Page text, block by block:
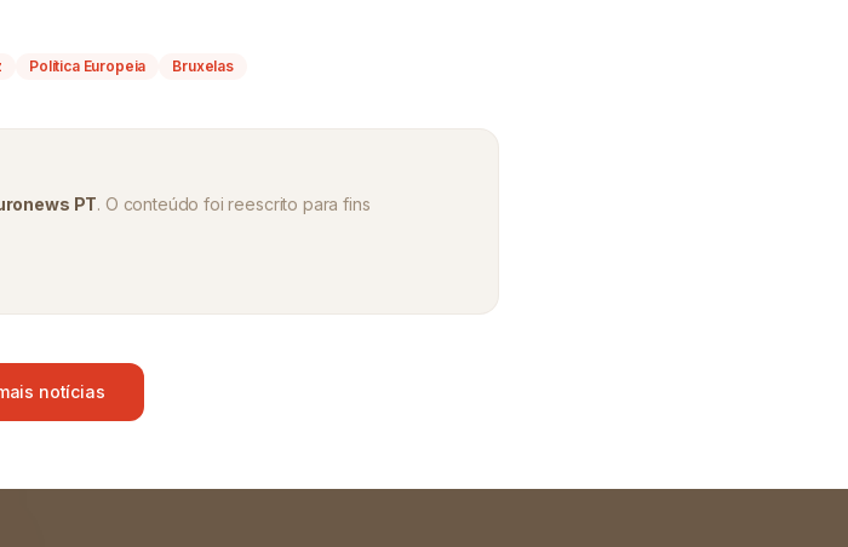
Política Europeia Bruxelas
PT. O conteúdo foi reescrito para fins
notícias